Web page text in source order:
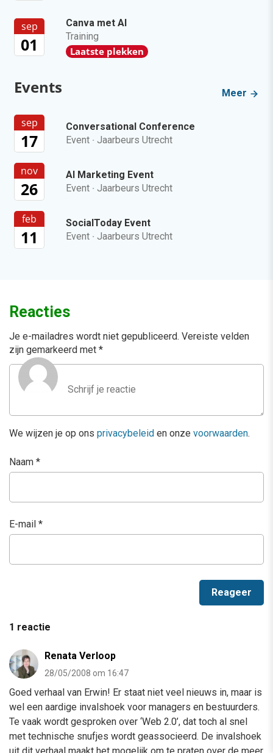
sep
01
Canva met AI
Training
Laatste plekken
Events Meer
sep
17
Conversational Conference
Event · Jaarbeurs Utrecht
nov
26
AI Marketing Event
Event · Jaarbeurs Utrecht
feb
11
SocialToday Event
Event · Jaarbeurs Utrecht
Reacties
Je e-mailadres wordt niet gepubliceerd. Vereiste velden
zijn gemarkeerd met *
We wijzen je op ons privacybeleid en onze voorwaarden.
Naam *
E-mail *
1 reactie
Renata Verloop
28/05/2008 om 16:47
Goed verhaal van Erwin! Er staat niet veel nieuws in, maar is
wel een aardige invalshoek voor managers en bestuurders.
Te vaak wordt gesproken over ‘Web 2.0’, dat toch al snel
met technische snufjes wordt geassocieerd. De invalshoek